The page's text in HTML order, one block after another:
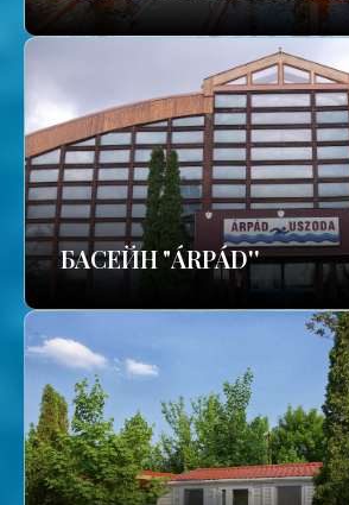
БАСЕЙН "ÁRPÁD''